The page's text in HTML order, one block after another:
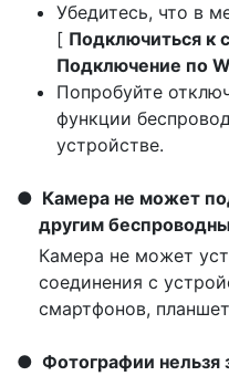
Убедитесь, что в
[ Подключиться к
Подключение по
Попробуйте
функции
устройстве.
Камера не может
другим
Камера не может
соединения с
смартфонов,
Фотографии нельзя